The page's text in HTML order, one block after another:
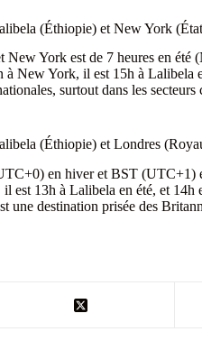
(Éthiopie) et New York
New York est de 7 heures en
New York, il est 15h à Lalibela
surtout dans les
(Éthiopie) et Londres
en hiver et BST (UTC+1)
est 13h à Lalibela en été, et
une destination prisée des